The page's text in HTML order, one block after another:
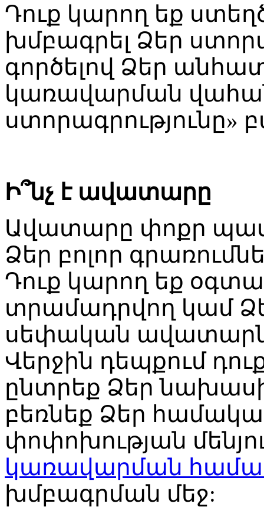
Դուք կարող եք
խմբագրել Ձեր
գործելով Ձեր
կառավարման
ստորագրությունը»
Ի՞նչ է ավատարը
Ավատարը փոքր
Ձեր բոլոր
Դուք կարող եք
տրամադրվող կամ
սեփական
Վերջին դեպքում
ընտրեք Ձեր
բեռնեք Ձեր
փոփոխության
կառավարման
խմբագրման մեջ: